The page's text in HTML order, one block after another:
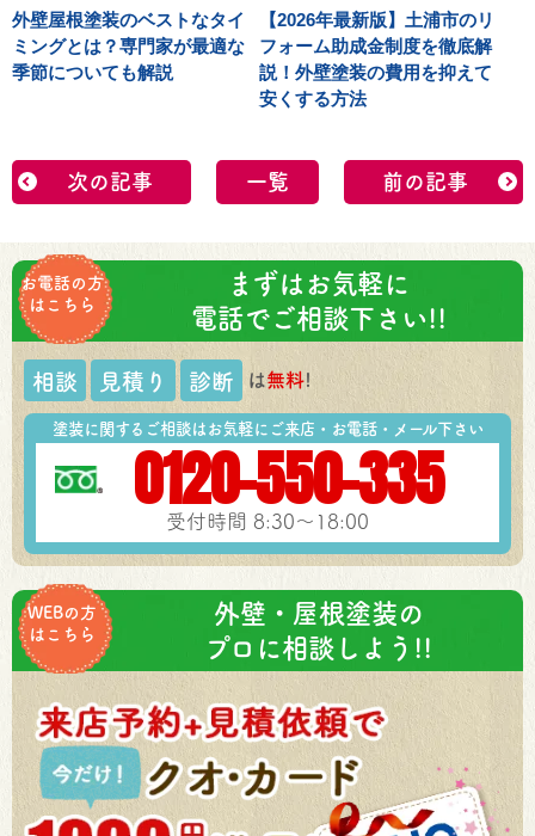
外壁屋根塗装のベストなタイ
ミングとは？専門家が最適な
季節についても解説
【2026年最新版】土浦市のリ
フォーム助成金制度を徹底解
説！外壁塗装の費用を抑えて
安くする方法
次の記事 一覧 前の記事
お電話の方
はこちら
まずはお気軽に
電話でご相談下さい!!
相談 見積り 診断 は無料!
塗装に関するご相談はお気軽にご来店・お電話・メール下さい
0120-550-335
受付時間 8:30～18:00
WEBの方
はこちら
外壁・屋根塗装の
プロに相談しよう!!